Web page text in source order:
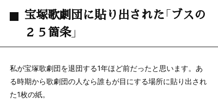
宝塚歌劇団に貼り出された「ブスの
２５箇条」
私が宝塚歌劇団を退団する1年ほど前だったと思います。あ
る時期から歌劇団の人なら誰もが目にする場所に貼り出され
た1枚の紙。